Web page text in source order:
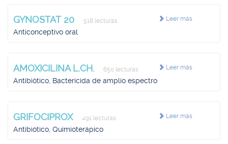
Leer más
GYNOSTAT 20 518 lecturas
Anticonceptivo oral
Leer más
AMOXICILINA L.CH. 650 lecturas
Antibiótico, Bactericida de amplio espectro
Leer más
GRIFOCIPROX 491 lecturas
Antibiótico, Quimioterápico